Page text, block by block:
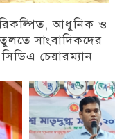
আধুনিক ও
সাংবাদিকদের
চেয়ারম্যান